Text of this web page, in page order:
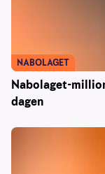
Nabolaget-
dagen
NABOLAGET